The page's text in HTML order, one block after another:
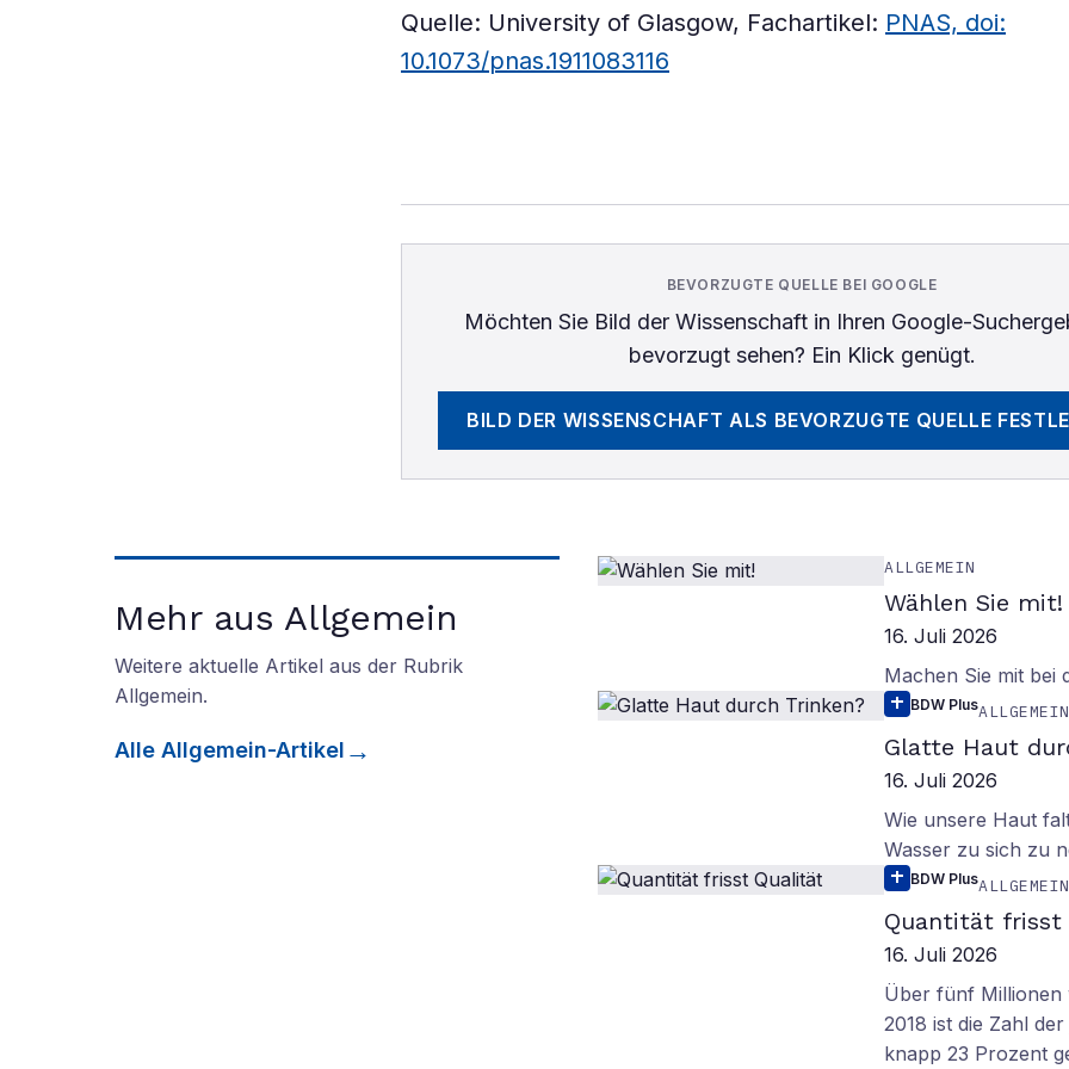
Quelle: University of Glasgow, Fachartikel: PNAS, doi:
10.1073/pnas.1911083116
BEVORZUGTE QUELLE BEI GOOGLE
Möchten Sie Bild der Wissenschaftin Ihren Google-
bevorzugt sehen? Ein Klick genügt.
BILD DER WISSENSCHAFT ALS BEVORZUGTE QUELLE
Mehr aus Allgemein
Weitere aktuelle Artikel aus der Rubrik
Allgemein.
Alle Allgemein-Artikel
ALLGEMEIN
Wählen Sie mit!
16. Juli 2026
Machen Sie mit bei
BDW PlusALLGEMEIN
Glatte Haut
16. Juli 2026
Wie unsere Haut
Wasser zu sich zu
BDW PlusALLGEMEIN
Quantität frisst
16. Juli 2026
Über fünf Millionen
2018 ist die Zahl
knapp 23 Prozent